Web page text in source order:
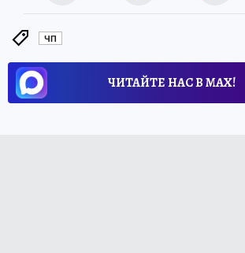
ЧП
ЧИТАЙТЕ НАС В МАХ!